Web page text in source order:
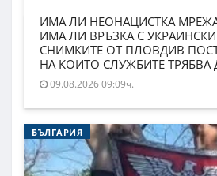
ИМА ЛИ НЕОНАЦИСТКА
ИМА ЛИ ВРЪЗКА С УКРАИНСКИ
СНИМКИТЕ ОТ ПЛОВДИВ
НА КОИТО СЛУЖБИТЕ ТРЯБВА
09.08.2026 09:09ч.
БЪЛГАРИЯ